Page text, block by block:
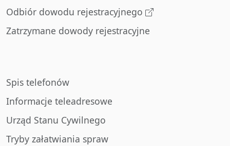
Odbiór dowodu rejestracyjnego
Zatrzymane dowody rejestracyjne
Spis telefonów
Informacje teleadresowe
Urząd Stanu Cywilnego
Tryby załatwiania spraw